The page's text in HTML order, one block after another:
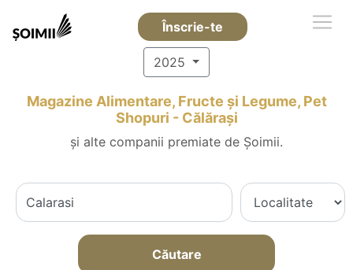
Înscrie-te
2025
Magazine Alimentare, Fructe și Legume, Pet
Shopuri - Călăraşi
și alte companii premiate de Șoimii.
Căutare